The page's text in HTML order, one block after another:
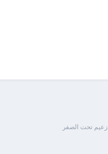
زعيم تحت الصفر